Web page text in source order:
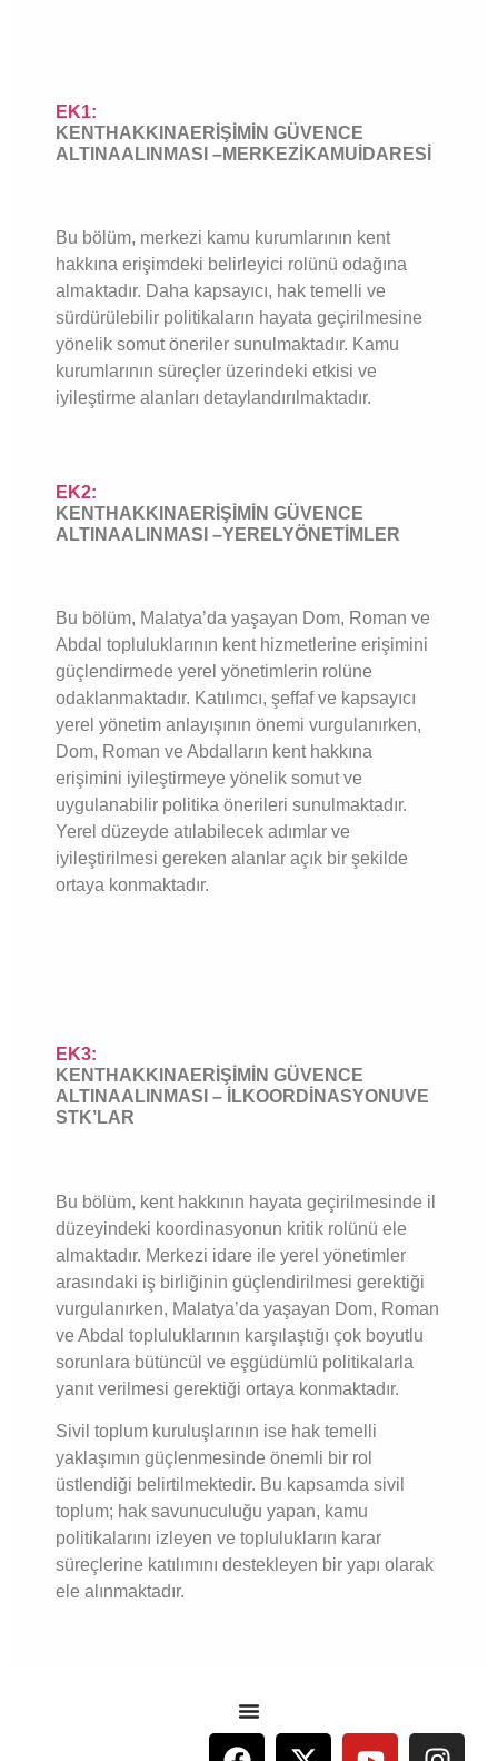
EK1:
KENTHAKKINAERİŞİMİN GÜVENCE
ALTINAALINMASI –MERKEZİKAMUİDARESİ
Bu bölüm, merkezi kamu kurumlarının kent
hakkına erişimdeki belirleyici rolünü odağına
almaktadır. Daha kapsayıcı, hak temelli ve
sürdürülebilir politikaların hayata geçirilmesine
yönelik somut öneriler sunulmaktadır. Kamu
kurumlarının süreçler üzerindeki etkisi ve
iyileştirme alanları detaylandırılmaktadır.
EK2:
KENTHAKKINAERİŞİMİN GÜVENCE
ALTINAALINMASI –YERELYÖNETİMLER
Bu bölüm, Malatya’da yaşayan Dom, Roman ve
Abdal topluluklarının kent hizmetlerine erişimini
güçlendirmede yerel yönetimlerin rolüne
odaklanmaktadır. Katılımcı, şeffaf ve kapsayıcı
yerel yönetim anlayışının önemi vurgulanırken,
Dom, Roman ve Abdalların kent hakkına
erişimini iyileştirmeye yönelik somut ve
uygulanabilir politika önerileri sunulmaktadır.
Yerel düzeyde atılabilecek adımlar ve
iyileştirilmesi gereken alanlar açık bir şekilde
ortaya konmaktadır.
EK3:
KENTHAKKINAERİŞİMİN GÜVENCE
ALTINAALINMASI – İLKOORDİNASYONUVE
STK’LAR
Bu bölüm, kent hakkının hayata geçirilmesinde il
düzeyindeki koordinasyonun kritik rolünü ele
almaktadır. Merkezi idare ile yerel yönetimler
arasındaki iş birliğinin güçlendirilmesi gerektiği
vurgulanırken, Malatya’da yaşayan Dom, Roman
ve Abdal topluluklarının karşılaştığı çok boyutlu
sorunlara bütüncül ve eşgüdümlü politikalarla
yanıt verilmesi gerektiği ortaya konmaktadır.
Sivil toplum kuruluşlarının ise hak temelli
yaklaşımın güçlenmesinde önemli bir rol
üstlendiği belirtilmektedir. Bu kapsamda sivil
toplum; hak savunuculuğu yapan, kamu
politikalarını izleyen ve toplulukların karar
süreçlerine katılımını destekleyen bir yapı olarak
ele alınmaktadır.